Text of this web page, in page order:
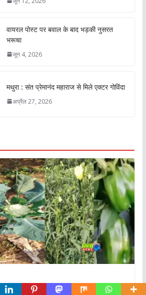
वायरल पोस्ट पर बवाल के बाद भड़की नुसरत
भरूचा
जून 4, 2026
मथुरा : संत प्रेमानंद महाराज से मिले एक्टर गोविंदा
अप्रैल 27, 2026